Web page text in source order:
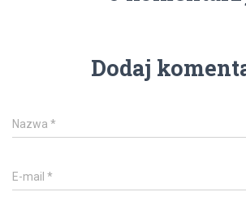
Dodaj
Nazwa *
E-mail *